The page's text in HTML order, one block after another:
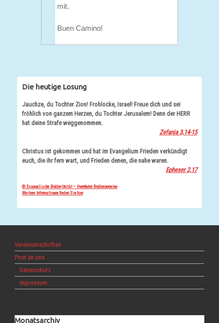
mit.
Buen Camino!
Die heutige Losung
Jauchze, du Tochter Zion! Frohlocke, Israel! Freue dich und sei
fröhlich von ganzem Herzen, du Tochter Jerusalem! Denn der HERR
hat deine Strafe weggenommen.
Zefanja 3,14-15
Christus ist gekommen und hat im Evangelium Frieden verkündigt
euch, die ihr fern wart, und Frieden denen, die nahe waren.
Epheser 2,17
© Evangelische Brüder-Unität – Herrnhuter Brüdergemeine
Weitere Informationen finden Sie hier
Vereinsanschriften
Post an uns
Datenschutz
Impressum
Monatsarchiv